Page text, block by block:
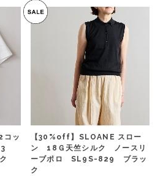
ッ
【30%off】SLOANE スロー
ン 18Ｇ天竺シルク ノースリ
ーブポロ SL9S-829 ブラッ
ク